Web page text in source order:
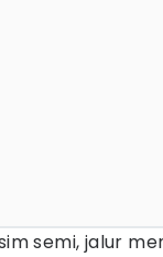
semi, jalur